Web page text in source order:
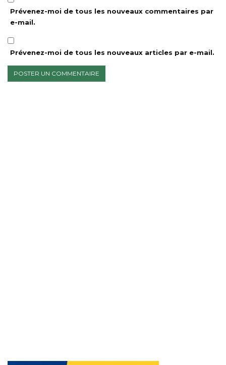
Prévenez-moi de tous les nouveaux commentaires par
e-mail.
Prévenez-moi de tous les nouveaux articles par e-mail.